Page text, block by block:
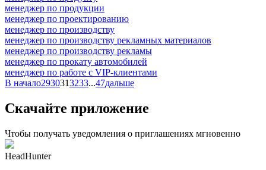
менеджер по продукции
менеджер по проектированию
менеджер по производству
менеджер по производству рекламных материалов
менеджер по производству рекламы
менеджер по прокату автомобилей
менеджер по работе с VIP-клиентами
В начало2930313233...47дальше
Скачайте приложение
Чтобы получать уведомления о приглашениях мгновенно
HeadHunter